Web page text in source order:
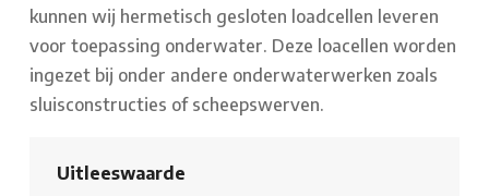
kunnen wij hermetisch gesloten loadcellen leveren
voor toepassing onderwater. Deze loacellen worden
ingezet bij onder andere onderwaterwerken zoals
sluisconstructies of scheepswerven.
Uitleeswaarde